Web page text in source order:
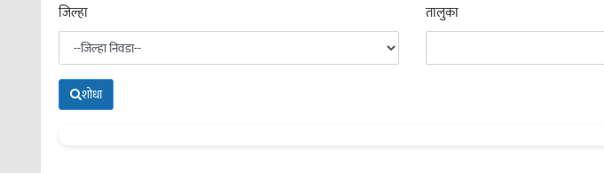
जिल्हा तालुका
शोधा